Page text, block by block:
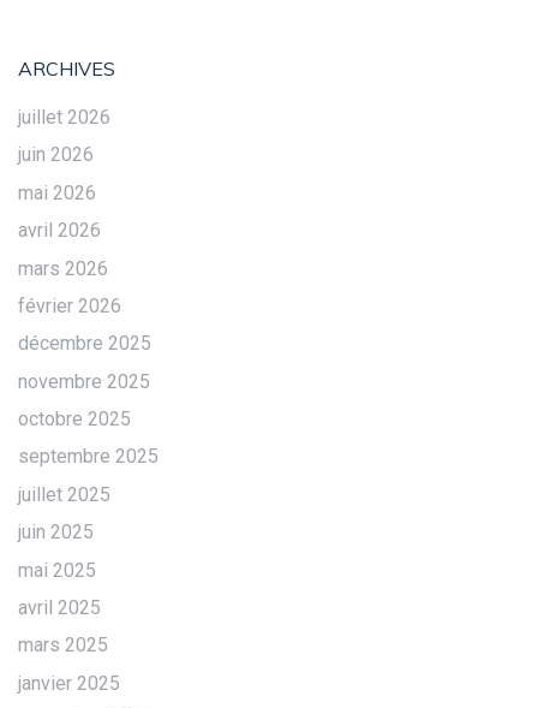
ARCHIVES
juillet 2026
juin 2026
mai 2026
avril 2026
mars 2026
février 2026
décembre 2025
novembre 2025
octobre 2025
septembre 2025
juillet 2025
juin 2025
mai 2025
avril 2025
mars 2025
janvier 2025